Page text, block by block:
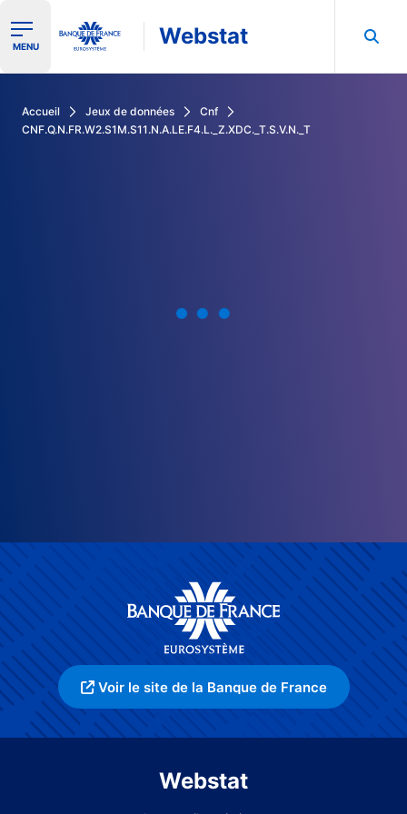
Ouvrir le menu de navigation
MENU Webstat
Accueil Jeux de données
Cnf
CNF.Q.N.FR.W2.S1M.S11.N.A.LE.F4.L._Z.XDC._T.S.V.N._T
Voir le site de la Banque de France
Webstat